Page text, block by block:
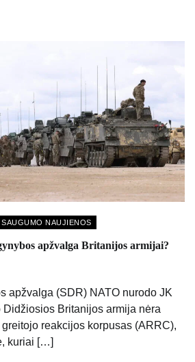
NAUJIENOS
apžvalga Britanijos armijai?
apžvalga (SDR) NATO nurodo JK
Britanijos armija nėra
reakcijos korpusas (ARRC),
kuriai […]